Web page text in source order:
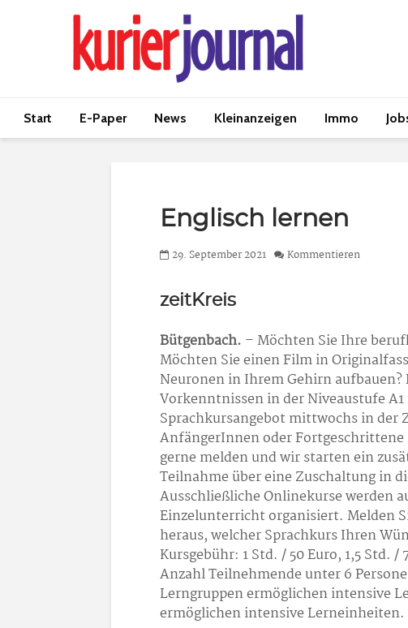
Start E-Paper News Kleinanzeigen Immo
Englisch lernen
29. September 2021 Kommentieren
zeitKreis
Bütgenbach. – Möchten Sie Ihre
Möchten Sie einen Film in
Neuronen in Ihrem Gehirn
Vorkenntnissen in der Niveaustufe
Sprachkursangebot mittwochs in der
AnfängerInnen oder
gerne melden und wir starten ein
Teilnahme über eine Zuschaltung in
Ausschließliche Onlinekurse werden
Einzelunterricht organisiert. Melden
heraus, welcher Sprachkurs Ihren
Kursgebühr: 1 Std. / 50 Euro, 1,5 Std.
Anzahl Teilnehmende unter 6
Lerngruppen ermöglichen intensive
ermöglichen intensive Lerneinheiten.